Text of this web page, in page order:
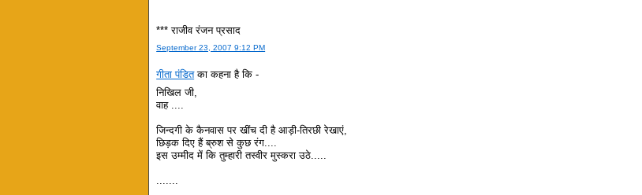
*** राजीव रंजन प्रसाद
September 23, 2007 9:12 PM
गीता पंडितका कहना है कि -
निखिल जी,
वाह ....
जिन्दगी के कैनवास पर खींच दी है आड़ी-तिरछी रेखाएं,
छिड़क दिए हैं ब्रुश से कुछ रंग....
इस उम्मीद में कि तुम्हारी तस्वीर मुस्करा उठे.....